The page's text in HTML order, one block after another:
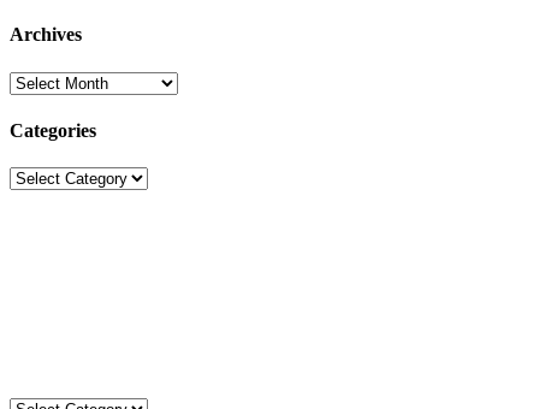
Archives
Archives
Categories
Categories